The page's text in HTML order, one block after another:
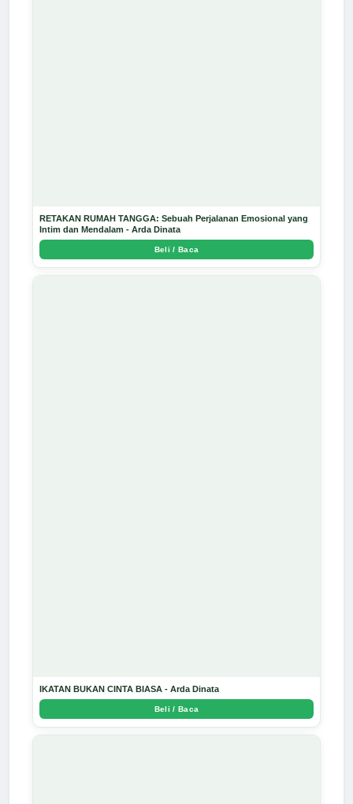
RETAKAN RUMAH TANGGA: Sebuah Perjalanan Emosional yang
Intim dan Mendalam - Arda Dinata
Beli / Baca
IKATAN BUKAN CINTA BIASA - Arda Dinata
Beli / Baca